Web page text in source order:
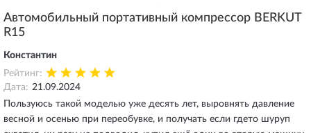
Автомобильный портативный компрессор BERKUT
R15
Константин
Рейтинг:
Дата: 21.09.2024
Пользуюсь такой моделью уже десять лет, выровнять давление
весной и осенью при переобувке, и получать если гдето шуруп